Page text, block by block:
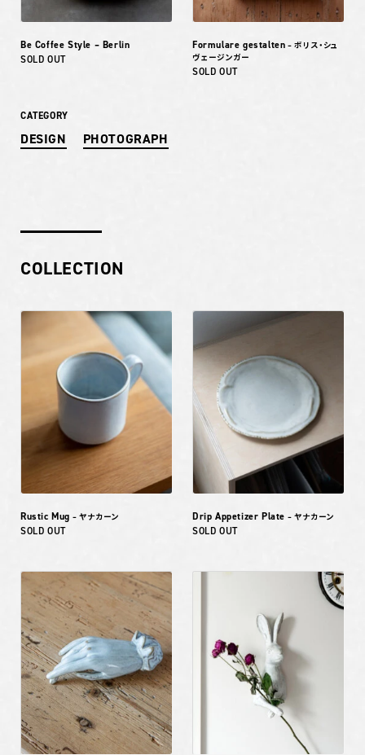
Be Coffee Style – Berlin
SOLD OUT
Formulare gestalten – ボリス・シュ
ヴェージンガー
SOLD OUT
CATEGORY
DESIGN PHOTOGRAPH
COLLECTION
Rustic Mug – ヤナカーン
SOLD OUT
Drip Appetizer Plate – ヤナカーン
SOLD OUT